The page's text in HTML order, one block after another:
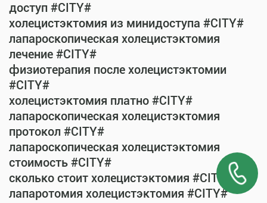
доступ #CITY#
холецистэктомия из минидоступа #CITY#
лапароскопическая холецистэктомия
лечение #CITY#
физиотерапия после холецистэктомии
#CITY#
холецистэктомия платно #CITY#
лапароскопическая холецистэктомия
протокол #CITY#
лапароскопическая холецистэктомия
стоимость #CITY#
сколько стоит холецистэктомия #CITY#
лапаротомия холецистэктомия #CITY#